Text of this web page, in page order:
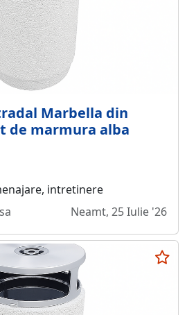
Marbella din
de marmura alba
intretinere
Neamt, 25 Iulie '26